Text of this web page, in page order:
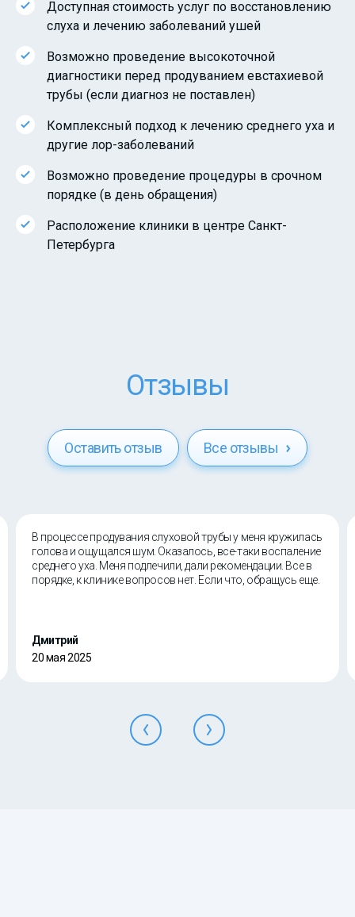
Доступная стоимость услуг по восстановлению
слуха и лечению заболеваний ушей
Возможно проведение высокоточной
диагностики перед продуванием евстахиевой
трубы (если диагноз не поставлен)
Комплексный подход к лечению среднего уха и
другие лор-заболеваний
Возможно проведение процедуры в срочном
порядке (в день обращения)
Расположение клиники в центре Санкт-
Петербурга
Отзывы
Оставить отзыв Все отзывы
В процессе продувания слуховой трубы у меня кружилась
голова и ощущался шум. Оказалось, все-таки воспаление
среднего уха. Меня подлечили, дали рекомендации. Все в
порядке, к клинике вопросов нет. Если что, обращусь еще.
Дмитрий
20 мая 2025